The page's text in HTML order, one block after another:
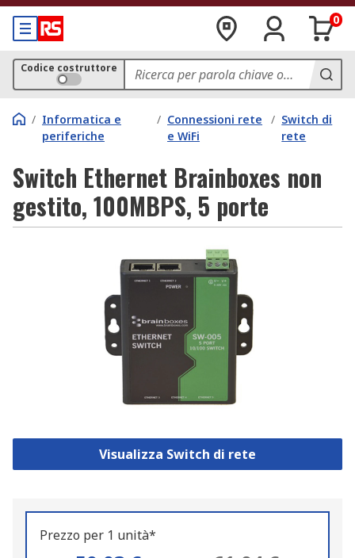
0
Codice costruttore
/ Informatica e
periferiche
/ Connessioni rete
e WiFi
/ Switch di
rete
Switch Ethernet Brainboxes non
gestito, 100MBPS, 5 porte
Visualizza Switch di rete
Prezzo per 1 unità*